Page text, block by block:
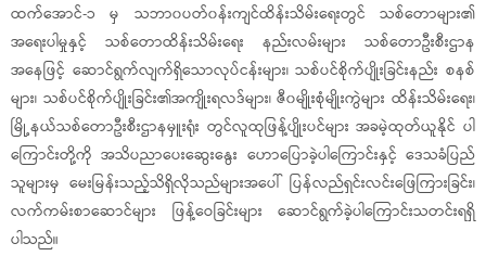
ထက်အောင်-၁ မှ သဘာ၀ပတ်၀န်းကျင်ထိန်းသိမ်းရေးတွင် သစ်တောများ၏
အရေးပါမှုနှင့် သစ်တောထိန်းသိမ်းရေး နည်းလမ်းများ သစ်တောဦးစီးဌာန
အနေဖြင့် ဆောင်ရွက်လျက်ရှိသောလုပ်ငန်းများ၊ သစ်ပင်စိုက်ပျိုးခြင်းနည်း စနစ်
များ၊ သစ်ပင်စိုက်ပျိုးခြင်း၏အကျိုးရလဒ်များ၊ ဇီ၀မျိုးစုံမျိုးကွဲများ ထိန်းသိမ်းရေး၊
မြို့နယ်သစ်တောဦးစီးဌာနမှူးရုံး တွင်လူထုဖြန့်ပျိုးပင်များ အခမဲ့ထုတ်ယူနိုင် ပါ
ကြောင်းတို့ကို အသိပညာပေးဆွေးနွေး ဟောပြောခဲ့ပါကြောင်းနှင့် ဒေသခံပြည်
သူများမှ မေးမြန်းသည့်သိရှိလိုသည်များအပေါ် ပြန်လည်ရှင်းလင်းဖြေကြားခြင်း၊
လက်ကမ်းစာဆောင်များ ဖြန့်ဝေခြင်းများ ဆောင်ရွက်ခဲ့ပါကြောင်းသတင်းရရှိ
ပါသည်။